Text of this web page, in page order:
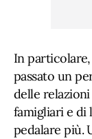
In particolare,
passato un
delle
famigliari e di
pedalare più.